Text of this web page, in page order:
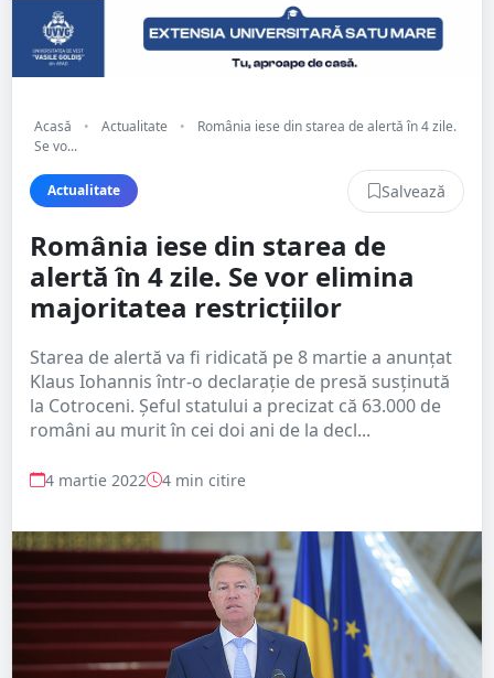
Acasă • Actualitate •
România iese din starea de alertă în 4 zile.
Se vo...
Actualitate Salvează
România iese din starea de
alertă în 4 zile. Se vor elimina
majoritatea restricțiilor
Starea de alertă va fi ridicată pe 8 martie a anunțat
Klaus Iohannis într-o declarație de presă susținută
la Cotroceni. Șeful statului a precizat că 63.000 de
români au murit în cei doi ani de la decl...
4 martie 2022 4 min citire